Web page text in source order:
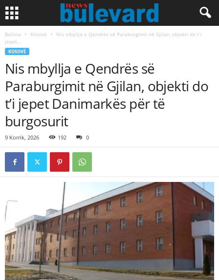
Ballina Kosovë
Nis mbyllja e Qendrës së Paraburgimit në Gjilan, objekti do t’i
jepet...
KOSOVË
Nis mbyllja e Qendrës së
Paraburgimit në Gjilan, objekti do
t’i jepet Danimarkës për të
burgosurit
9 Korrik, 2026 192 0